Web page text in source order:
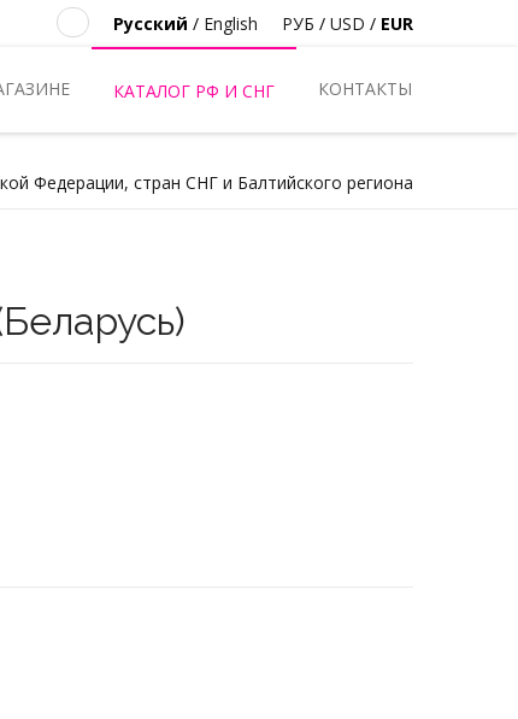
РУБ / USD / EUR
Русский / English
КАТАЛОГ РФ И СНГ КОНТАКТЫ
Федерации, стран СНГ и Балтийского региона